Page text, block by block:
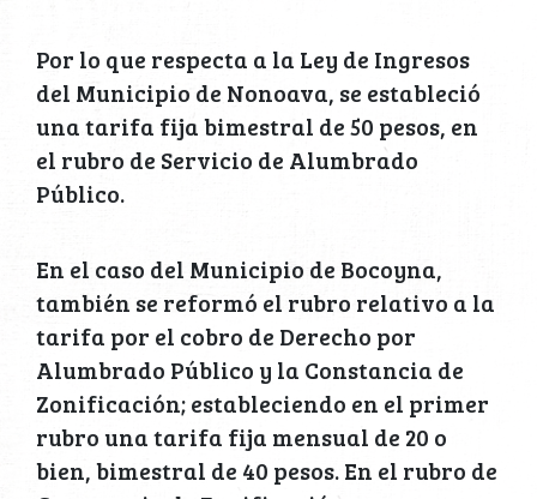
Por lo que respecta a la Ley de Ingresos
del Municipio de Nonoava, se estableció
una tarifa fija bimestral de 50 pesos, en
el rubro de Servicio de Alumbrado
Público.
En el caso del Municipio de Bocoyna,
también se reformó el rubro relativo a la
tarifa por el cobro de Derecho por
Alumbrado Público y la Constancia de
Zonificación; estableciendo en el primer
rubro una tarifa fija mensual de 20 o
bien, bimestral de 40 pesos. En el rubro de